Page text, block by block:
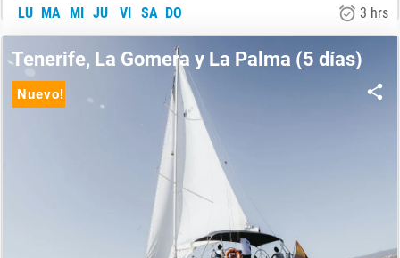
LU MA MI JU VI SA DO 3 hrs
DE: 450 €
Nuevo!
Tenerife, La Gomera y La Palma (5 días)